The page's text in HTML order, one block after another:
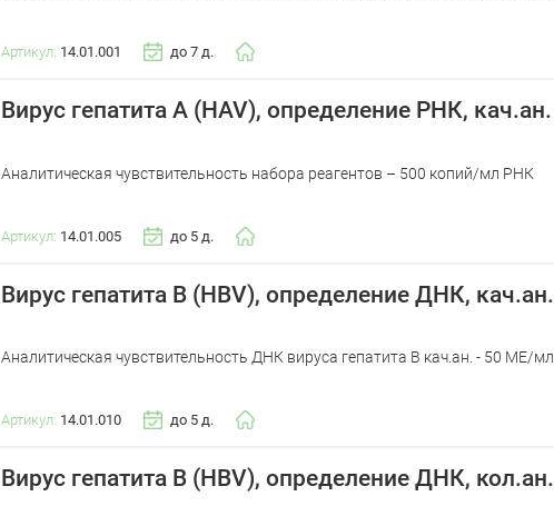
Артикул: 14.01.001 до 7 д.
Вирус гепатита А (HAV), определение РНК, кач.ан.
Аналитическая чувствительность набора реагентов – 500 копий/мл РНК
Артикул: 14.01.005 до 5 д.
Вирус гепатита В (HBV), определение ДНК, кач.ан.
Аналитическая чувствительность ДНК вируса гепатита B кач.ан. - 50 МЕ/мл.
Артикул: 14.01.010 до 5 д.
Вирус гепатита В (HBV), определение ДНК, кол.ан.